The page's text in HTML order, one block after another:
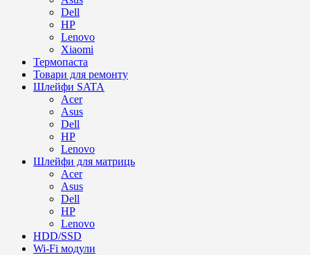
Dell
HP
Lenovo
Xiaomi
Термопаста
Товари для ремонту
Шлейфи SATA
Acer
Asus
Dell
HP
Lenovo
Шлейфи для матриць
Acer
Asus
Dell
HP
Lenovo
HDD/SSD
Wi-Fi модули